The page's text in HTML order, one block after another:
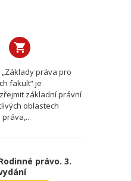
práva pro
fakult“ je
základní právní
oblastech
právo. 3.